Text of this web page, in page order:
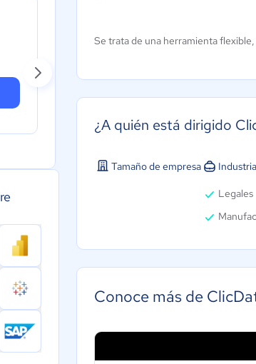
Tableau Cloud
Se trata de una herramienta
¿A quién está dirigido
Tamaño de empresa
Legales
Conoce más de